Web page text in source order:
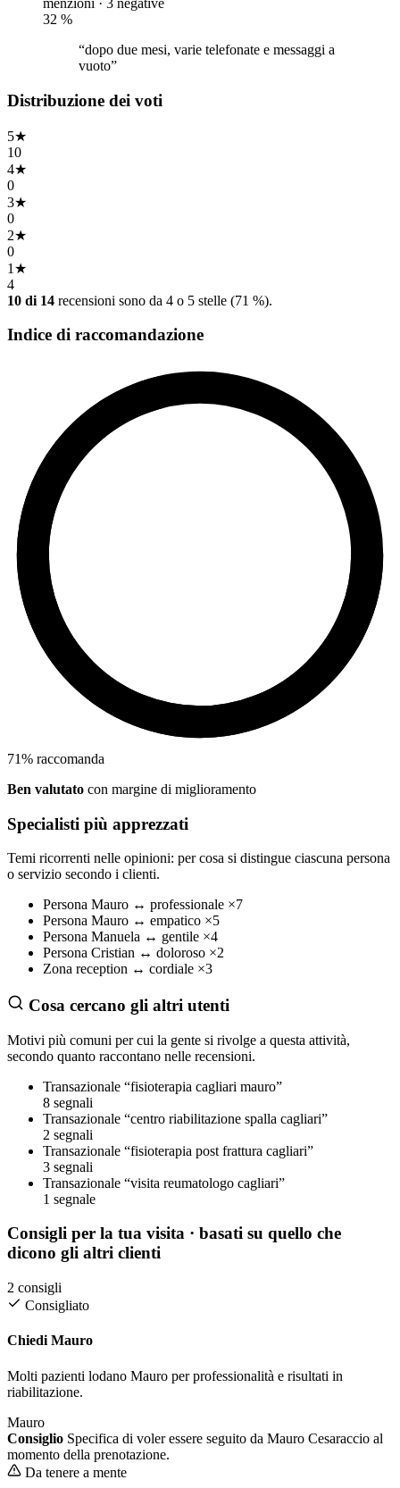
menzioni · 3 negative
32 %
“dopo due mesi, varie telefonate e messaggi a
vuoto”
Distribuzione dei voti
5★
10
4★
0
3★
0
2★
0
1 ★
4
10 di 14 recensioni sono da 4 o 5 stelle (71 %).
Indice di raccomandazione
71% raccomanda
Ben valutato con margine di miglioramento
Specialisti più apprezzati
Temi ricorrenti nelle opinioni: per cosa si distingue ciascuna persona
o servizio secondo i clienti.
Persona Mauro ↔ professionale ×7
Persona Mauro ↔ empatico ×5
Persona Manuela ↔ gentile ×4
Persona Cristian ↔ doloroso ×2
Zona reception ↔ cordiale ×3
Cosa cercano gli altri utenti
Motivi più comuni per cui la gente si rivolge a questa attività,
secondo quanto raccontano nelle recensioni.
Transazionale “fisioterapia cagliari mauro”
8 segnali
Transazionale “centro riabilitazione spalla cagliari”
2 segnali
Transazionale “fisioterapia post frattura cagliari”
3 segnali
Transazionale “visita reumatologo cagliari”
1 segnale
Consigli per la tua visita · basati su quello che
dicono gli altri clienti
2 consigli
Consigliato
Chiedi Mauro
Molti pazienti lodano Mauro per professionalità e risultati in
riabilitazione.
Mauro
Consiglio Specifica di voler essere seguito da Mauro Cesaraccio al
momento della prenotazione.
Da tenere a mente